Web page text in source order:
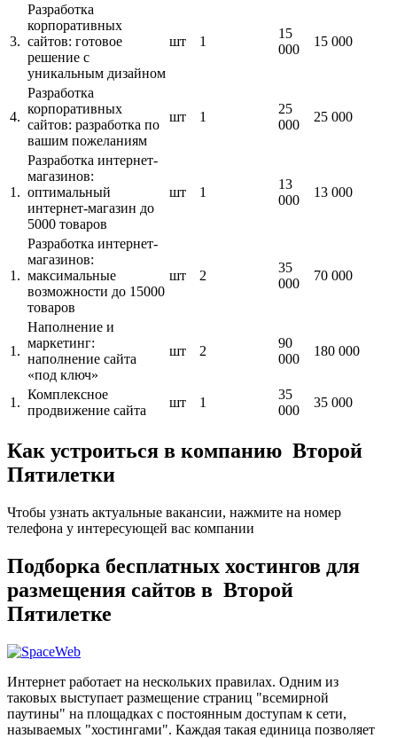
3.
Разработка
корпоративных
сайтов: готовое
решение с
уникальным дизайном
шт 1
15
000
15 000
4.
Разработка
корпоративных
сайтов: разработка по
вашим пожеланиям
шт 1
25
000
25 000
1.
Разработка интернет-
магазинов:
оптимальный
интернет-магазин до
5000 товаров
шт 1
13
000
13 000
1.
Разработка интернет-
магазинов:
максимальные
возможности до 15000
товаров
шт 2
35
000
70 000
1.
Наполнение и
маркетинг:
наполнение сайта
«под ключ»
шт 2
90
000
180 000
1.
Комплексное
продвижение сайта
шт 1
35
000
35 000
Как устроиться в компанию Второй
Пятилетки
Чтобы узнать актуальные вакансии, нажмите на номер
телефона у интересующей вас компании
Подборка бесплатных хостингов для
размещения сайтов в Второй
Пятилетке
Интернет работает на нескольких правилах. Одним из
таковых выступает размещение страниц "всемирной
паутины" на площадках с постоянным доступам к сети,
называемых "хостингами". Каждая такая единица позволяет